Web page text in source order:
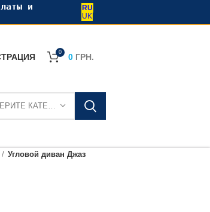
и
RU
UK
0 0 ГРН.
ВЫБЕРИТЕ КАТЕГОРИЮ
Угловой диван Джаз